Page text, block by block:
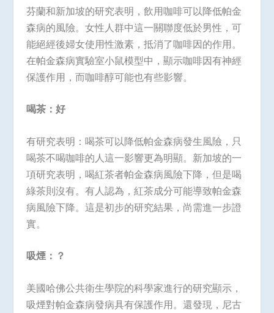
芬蘭和新加坡的研究表明，飲用咖啡可以降低帕金
森病的風險。女性人群中這一關聯度低於男性，可
能絕經後婦女使用性激素，抵消了咖啡因的作用。
在帕金森病實驗室小鼠模型中，顯示咖啡因有神經
保護作用，而咖啡醇可能也有些影響。
喝茶：好
有研究表明：喝茶可以降低帕金森病發生風險，只
喝茶不喝咖啡的人這一影響更為明顯。新加坡的一
項研究表明，喝紅茶者帕金森病風險下降，但是喝
綠茶則沒有。有人認為，紅茶成分可能導致帕金森
病風險下降。這是初步的研究結果，尚需進一步證
實。
吸煙：？
美國哈佛公共衛生學院的科學家進行的研究顯示，
吸煙對帕金森病發病具有保護作用。還發現，尼古